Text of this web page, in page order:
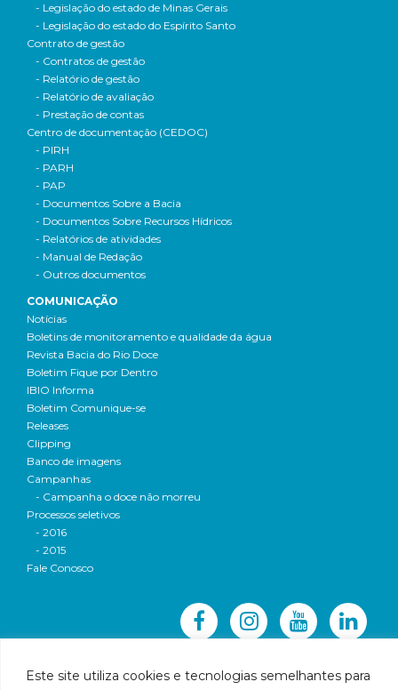
Este site utiliza cookies e tecnologias semelhantes para
- Legislação do estado de Minas Gerais
- Legislação do estado do Espírito Santo
Contrato de gestão
- Contratos de gestão
- Relatório de gestão
- Relatório de avaliação
- Prestação de contas
Centro de documentação (CEDOC)
- PIRH
- PARH
- PAP
- Documentos Sobre a Bacia
- Documentos Sobre Recursos Hídricos
- Relatórios de atividades
- Manual de Redação
- Outros documentos
COMUNICAÇÃO
Notícias
Boletins de monitoramento e qualidade da água
Revista Bacia do Rio Doce
Boletim Fique por Dentro
IBIO Informa
Boletim Comunique-se
Releases
Clipping
Banco de imagens
Campanhas
- Campanha o doce não morreu
Processos seletivos
- 2016
- 2015
Fale Conosco